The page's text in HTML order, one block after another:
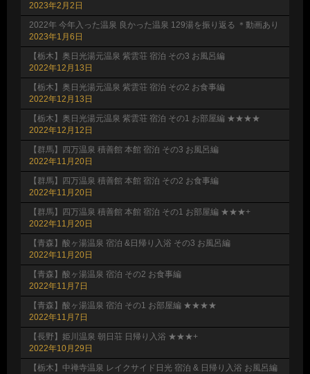
2023年2月2日
2022年 今年入った温泉 良かった温泉 129湯を振り返る ＊動画あり
2023年1月6日
【栃木】奥日光湯元温泉 紫雲荘 宿泊 その3 お風呂編
2022年12月13日
【栃木】奥日光湯元温泉 紫雲荘 宿泊 その2 お食事編
2022年12月13日
【栃木】奥日光湯元温泉 紫雲荘 宿泊 その1 お部屋編 ★★★★
2022年12月12日
【群馬】四万温泉 積善館 本館 宿泊 その3 お風呂編
2022年11月20日
【群馬】四万温泉 積善館 本館 宿泊 その2 お食事編
2022年11月20日
【群馬】四万温泉 積善館 本館 宿泊 その1 お部屋編 ★★★+
2022年11月20日
【青森】酸ヶ湯温泉 宿泊 &日帰り入浴 その3 お風呂編
2022年11月20日
【青森】酸ヶ湯温泉 宿泊 その2 お食事編
2022年11月7日
【青森】酸ヶ湯温泉 宿泊 その1 お部屋編 ★★★★
2022年11月7日
【長野】姫川温泉 朝日荘 日帰り入浴 ★★★+
2022年10月29日
【栃木】中禅寺温泉 レイクサイド日光 宿泊 & 日帰り入浴 お風呂編